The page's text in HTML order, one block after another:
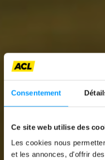
Consentement
Ce site web utilise des
Les cookies nous
et les annonces, d'offrir